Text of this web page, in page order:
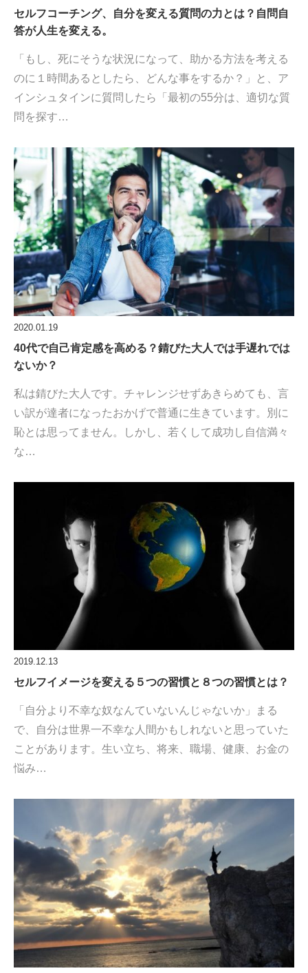
セルフコーチング、自分を変える質問の力とは？自問自
答が人生を変える。
「もし、死にそうな状況になって、助かる方法を考える
のに１時間あるとしたら、どんな事をするか？」と、ア
インシュタインに質問したら「最初の55分は、適切な質
問を探す…
2020.01.19
40代で自己肯定感を高める？錆びた大人では手遅れでは
ないか？
私は錆びた大人です。チャレンジせずあきらめても、言
い訳が達者になったおかげで普通に生きています。別に
恥とは思ってません。しかし、若くして成功し自信満々
な…
2019.12.13
セルフイメージを変える５つの習慣と８つの習慣とは？
「自分より不幸な奴なんていないんじゃないか」まる
で、自分は世界一不幸な人間かもしれないと思っていた
ことがあります。生い立ち、将来、職場、健康、お金の
悩み…